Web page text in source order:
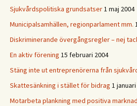
Sjukvårdspolitiska grundsatser1 maj 2004
Municipalsamhällen, regionparlament mm.
Diskriminerande övergångsregler – nej
En aktiv förening 15 februari 2004
Stäng inte ut entreprenörerna från
Skattesänkning i stället för bidrag 1
Motarbeta plankning med positiva